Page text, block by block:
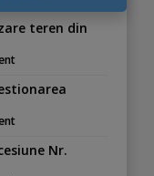
teren din
Nr.